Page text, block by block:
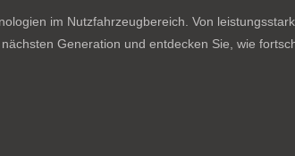
im Nutzfahrzeugbereich. Von
Generation und entdecken Sie, wie